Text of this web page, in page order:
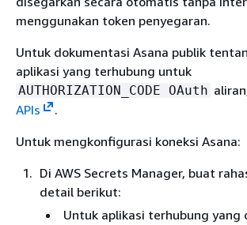
menggunakan token penyegaran.
Untuk dokumentasi Asana publik
aplikasi yang terhubung untuk
AUTHORIZATION_CODE OAuth
APIs
.
Untuk mengkonfigurasi koneksi Asana:
Di AWS Secrets Manager, buat
detail berikut:
Untuk aplikasi terhubung yang